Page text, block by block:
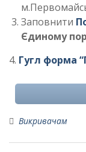
Заповнити
Єдиному
4. Гугл форма
Викривачам